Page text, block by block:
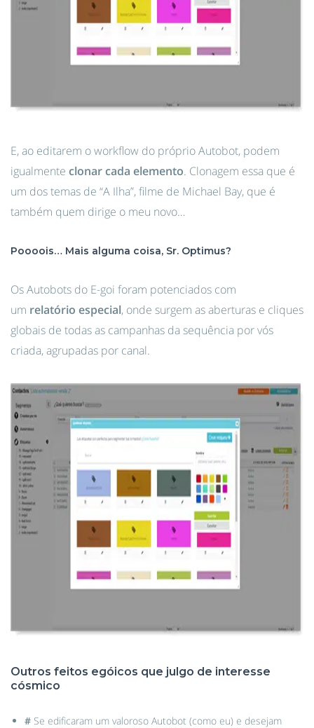
E, ao editarem o workflow do próprio Autobot, podem
igualmente clonar cada elemento. Clonagem essa que é
um dos temas de “A Ilha”, filme de Michael Bay, que é
também quem dirige o meu novo…
Poooois… Mais alguma coisa, Sr. Optimus?
Os Autobots do E-goi foram potenciados com
um relatório especial, onde surgem as aberturas e cliques
globais de todas as campanhas da sequência por vós
criada, agrupadas por canal.
Outros feitos egóicos que julgo de interesse
cósmico
# Se edificaram um valoroso Autobot (como eu) e desejam